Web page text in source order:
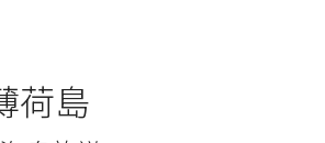
荷島